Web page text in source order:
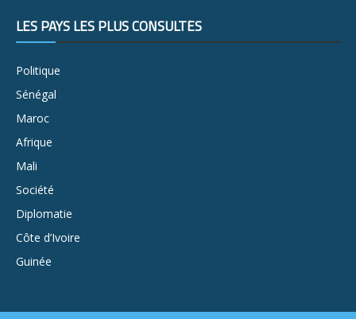
LES PAYS LES PLUS CONSULTÉS
Politique
Sénégal
Maroc
Afrique
Mali
Société
Diplomatie
Côte d’Ivoire
Guinée